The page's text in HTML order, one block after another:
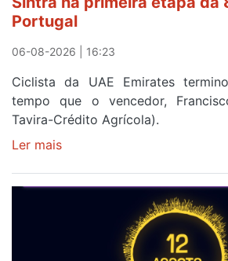
Volta
a
Portugal
Portugal
06-08-2026 | 16:23
Ciclista da UAE Emirates
tempo que o vencedor,
Tavira-Crédito Agrícola).
Ler mais